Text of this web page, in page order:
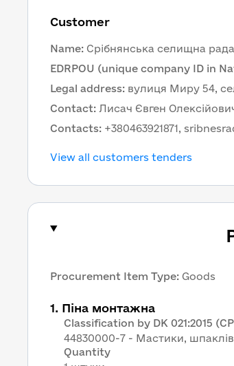
Customer
Name: Cрібнянська селищна рада
EDRPOU (unique company ID in
Legal address: вулиця Миру 54,
Contact: Лисач Євген
Contacts: +380463921871,
View all customers tenders
Procurement Item Type: Goods
1. Піна монтажна
Classification by DK 021:2015
44830000-7 - Мастики,
Quantity